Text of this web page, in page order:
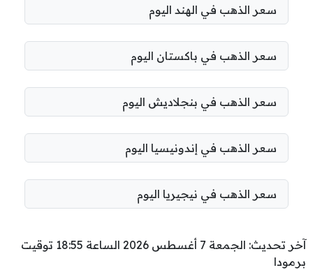
سعر الذهب في الهند اليوم
سعر الذهب في باكستان اليوم
سعر الذهب في بنجلاديش اليوم
سعر الذهب في إندونيسيا اليوم
سعر الذهب في نيجيريا اليوم
آخر تحديث: الجمعة 7 أغسطس 2026 الساعة 18:55 توقيت
برمودا